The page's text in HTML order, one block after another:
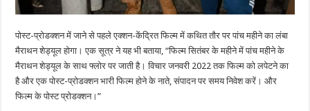
पोस्ट-प्रोडक्शन में जाने से पहले एक्शन-केंद्रित फिल्म में कथित तौर पर पांच महीने का लंबा
मैराथन शेड्यूल होगा। एक सूत्र ने यह भी बताया, “फिल्म सितंबर के महीने में पांच महीने के
मैराथन शेड्यूल के साथ फ्लोर पर जाती है। विचार जनवरी 2022 तक फिल्म को लपेटने का
है और एक पोस्ट-प्रोडक्शन भारी फिल्म होने के नाते, संपादन पर समय निवेश करें। और
फिल्म के पोस्ट प्रोडक्शन।”